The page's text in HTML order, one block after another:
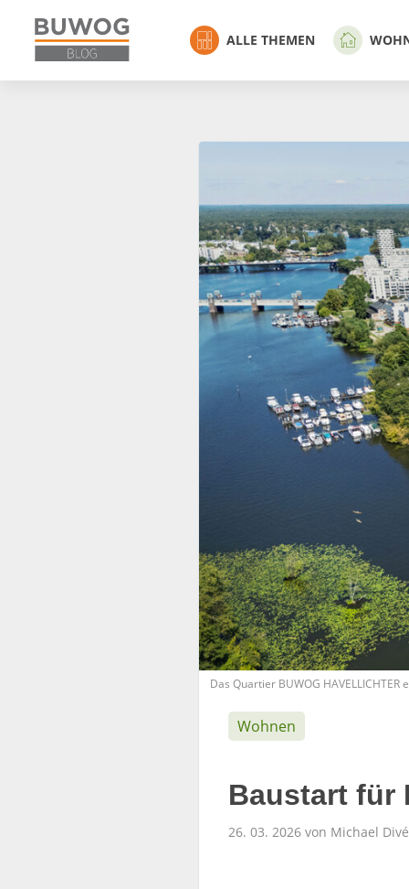
ALLE THEMEN
Das Quartier BUWOG
Wohnen
Baustart für
26. 03. 2026 von Michael Divé